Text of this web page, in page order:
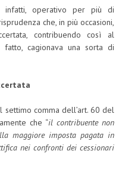
operativo per più di
che, in più occasioni,
contribuendo così al
cagionava una sorta di
comma dell’art. 60 del
che “il contribuente non
maggiore imposta pagata in
nei confronti dei cessionari